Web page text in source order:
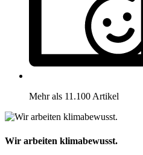
Mehr als 11.100 Artikel
Wir arbeiten klimabewusst.